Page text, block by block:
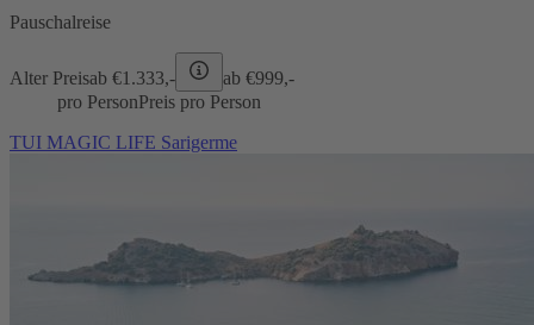
Pauschalreise
Alter Preisab €1.333,- ab €999,-
pro PersonPreis pro Person
TUI MAGIC LIFE Sarigerme